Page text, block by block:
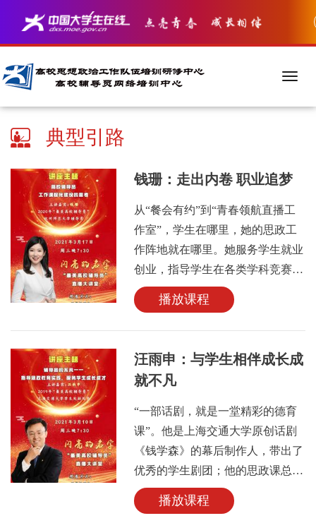
典型引路
钱珊：走出内卷 职业追梦
从“餐会有约”到“青春领航直播工
作室”，学生在哪里，她的思政工
作阵地就在哪里。她服务学生就业
创业，指导学生在各类学科竞赛中
获省级以上奖项300余项；带领学
生开展“丝路课堂”援疆公益项目，
让3000余名新疆初高中学生受益；
国善行100行动先进集体”；带领学
生参与中国防疫翻译志愿服务，主
讲的《形势与政策》课入选浙江省
一流课程。先后获浙江省五一巾帼
标兵岗、浙江省高校辅导员年度人
物、浙江省高校优秀教师、浙江省
高校辅导员素质能力大赛一等奖等
荣誉。
播放课程
汪雨申：与学生相伴成长成
就不凡
“一部话剧，就是一堂精彩的德育
课”。他是上海交通大学原创话剧
《钱学森》的幕后制作人，带出了
优秀的学生剧团；他的思政课总是
生动有趣，连续三年被提名“最受
学生欢迎教师”；他是“汪sir”，是
播放课程